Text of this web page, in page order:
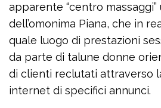
apparente “centro
dell’omonima Piana, che in
quale luogo di prestazioni
da parte di talune donne
di clienti reclutati attraverso
internet di specifici annunci.